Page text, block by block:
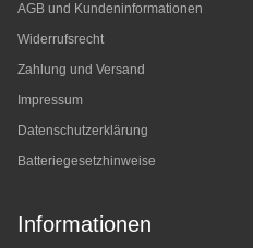
AGB und Kundeninformationen
Widerrufsrecht
Zahlung und Versand
Impressum
Datenschutzerklärung
Batteriegesetzhinweise
Informationen